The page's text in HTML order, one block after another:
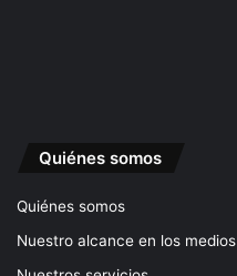
Quiénes somos
Quiénes somos
Nuestro alcance en los medios